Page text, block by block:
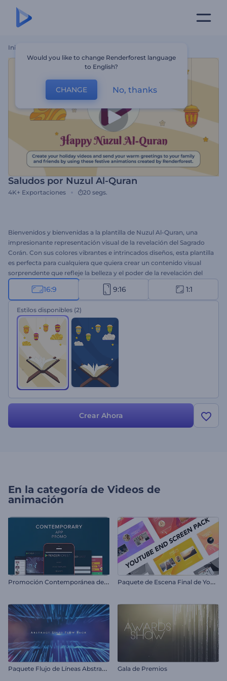
Inicio
Saludos por Nuzul Al-Quran
4K+ Exportaciones 20 segs.
Bienvenidos y bienvenidas a la plantilla de Nuzul Al-Quran, una
impresionante representación visual de la revelación del Sagrado
Corán. Con sus colores vibrantes e intrincados diseños, esta plantilla
es perfecta para cualquiera que quiera crear un contenido visual
sorprendente que refleje la belleza y el poder de la revelación del
Corán. Agrega tu toque personal a esta plantilla escribiendo tus
cálidas palabras, sube tu logo y graba una voz en off o una pista de
música de nuestra biblioteca de música. Es perfecto para saludos
en video, invitaciones para festejar esta fecha especial, aperturas de
presentaciones y mucho más. ¡Crea ahora y experimenta la magia
de las animaciones de Nuzul Al-Quran!
16:9 9:16 1:1
Estilos disponibles (2)
Crear Ahora
En la categoría de Videos de
animación
P
romoción Contemporánea de Aplicaciones P
aquete de Escena Final de YouTube
P
aquete Flujo de Líneas Abstractas Gala de Premios
Would you like to change Renderforest language
to English?
CHANGE No, thanks